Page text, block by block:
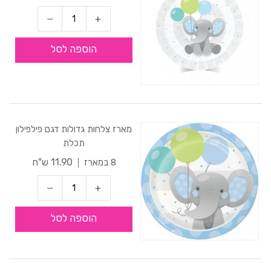
הוספה לסל
מארז צלחות גדולות דגם פילפילון
תכלת
8 במארז
11.90 ש"ח
הוספה לסל